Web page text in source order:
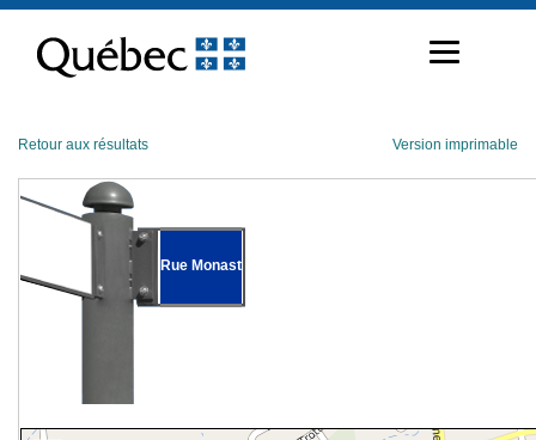
contenu
Retour aux résultats Version imprimable
Rue Monast